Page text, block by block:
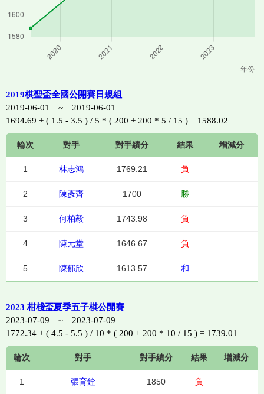
2019棋聖盃全國公開賽日規組
2019-06-01 ~ 2019-06-01
1694.69 + ( 1.5 - 3.5 ) / 5 * ( 200 + 200 * 5 / 15 ) = 1588.02
輪次 對手 對手績分 結果 增減分
1 林志鴻 1769.21 負
2 陳彥齊 1700 勝
3 何柏毅 1743.98 負
4 陳元堂 1646.67 負
5 陳郁欣 1613.57 和
2023 柑棧盃夏季五子棋公開賽
2023-07-09 ~ 2023-07-09
1772.34 + ( 4.5 - 5.5 ) / 10 * ( 200 + 200 * 10 / 15 ) = 1739.01
輪次 對手 對手績分 結果 增減分
1 張育銓 1850 負